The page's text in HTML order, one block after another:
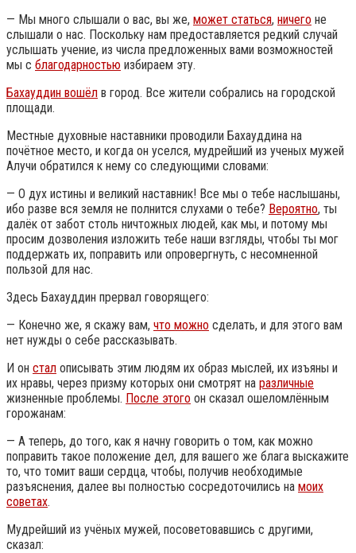
— Мы много слышали о вас, вы же, может статься, ничего не
слышали о нас. Поскольку нам предоставляется редкий случай
услышать учение, из числа предложенных вами возможностей
мы с благодарностью избираем эту.
Бахауддин вошёл в город. Все жители собрались на городской
площади.
Местные духовные наставники проводили Бахауддина на
почётное место, и когда он уселся, мудрейший из ученых мужей
Алучи обратился к нему со следующими словами:
— О дух истины и великий наставник! Все мы о тебе наслышаны,
ибо разве вся земля не полнится слухами о тебе? Вероятно, ты
далёк от забот столь ничтожных людей, как мы, и потому мы
просим дозволения изложить тебе наши взгляды, чтобы ты мог
поддержать их, поправить или опровергнуть, с несомненной
пользой для нас.
Здесь Бахауддин прервал говорящего:
— Конечно же, я скажу вам, что можно сделать, и для этого вам
нет нужды о себе рассказывать.
И он стал описывать этим людям их образ мыслей, их изъяны и
их нравы, через призму которых они смотрят на различные
жизненные проблемы. После этого он сказал ошеломлённым
горожанам:
— А теперь, до того, как я начну говорить о том, как можно
поправить такое положение дел, для вашего же блага выскажите
то, что томит ваши сердца, чтобы, получив необходимые
разъяснения, далее вы полностью сосредоточились на моих
советах.
Мудрейший из учёных мужей, посоветовавшись с другими,
сказал: